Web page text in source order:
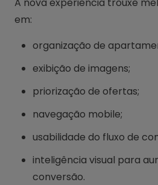
em:
organização de
exibição de imagens;
priorização de ofertas;
navegação mobile;
usabilidade do fluxo de
inteligência visual para
conversão.